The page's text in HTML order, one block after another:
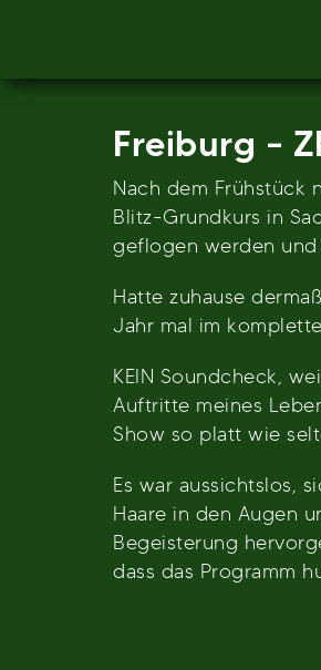
Freiburg –
Nach dem Frühstück
Blitz-Grundkurs in
geflogen werden und
Hatte zuhause
Jahr mal im
KEIN Soundcheck,
Auftritte meines
Show so platt wie
Es war aussichtslos,
Haare in den Augen
Begeisterung
dass das Programm